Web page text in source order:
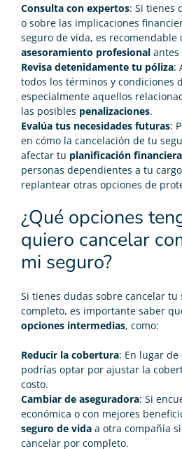
Consulta con expertos: Si tienes
o sobre las implicaciones
seguro de vida, es recomendable
asesoramiento profesional antes
Revisa detenidamente tu póliza:
todos los términos y condiciones
especialmente aquellos
las posibles penalizaciones.
Evalúa tus necesidades futuras:
en cómo la cancelación de tu
afectar tu planificación financiera
personas dependientes a tu
replantear otras opciones de
¿Qué opciones
quiero cancelar
mi seguro?
Si tienes dudas sobre cancelar
completo, es importante saber
opciones intermedias, como:
Reducir la cobertura: En lugar
podrías optar por ajustar la
costo.
Cambiar de aseguradora: Si
económica o con mejores
seguro de vida a otra compañía
cancelar por completo.